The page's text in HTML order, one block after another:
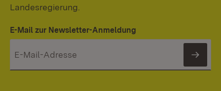
Landesregierung.
E-Mail zur Newsletter-Anmeldung